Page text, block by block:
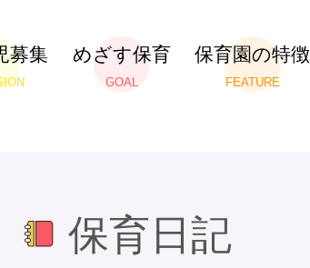
募集 めざす保育
GOAL
保育園の特徴
FEATURE
保育日記